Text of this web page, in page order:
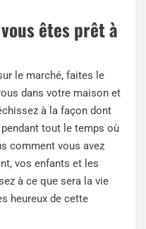
êtes prêt à
le marché, faites le
dans votre maison et
à la façon dont
tout le temps où
comment vous avez
vos enfants et les
à ce que sera la vie
heureux de cette